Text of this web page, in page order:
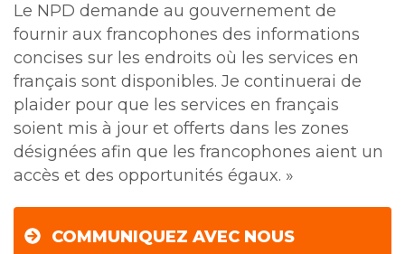
Le NPD demande au gouvernement de
fournir aux francophones des informations
concises sur les endroits où les services en
français sont disponibles. Je continuerai de
plaider pour que les services en français
soient mis à jour et offerts dans les zones
désignées afin que les francophones aient un
accès et des opportunités égaux. »
COMMUNIQUEZ AVEC NOUS